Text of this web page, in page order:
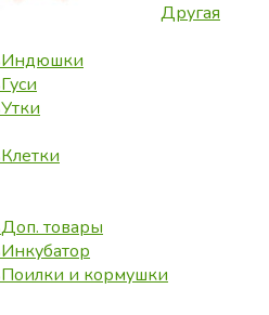
Другая
Индюшки
Гуси
Утки
Клетки
Доп. товары
Инкубатор
Поилки и кормушки